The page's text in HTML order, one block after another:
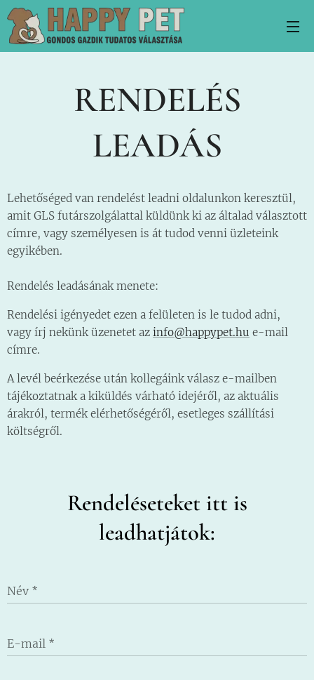
RENDELÉS
LEADÁS
Lehetőséged van rendelést leadni oldalunkon keresztül,
amit GLS futárszolgálattal küldünk ki az általad választott
címre, vagy személyesen is át tudod venni üzleteink
egyikében.
Rendelés leadásának menete:
Rendelési igényedet ezen a felületen is le tudod adni,
vagy írj nekünk üzenetet az info@happypet.hu e-mail
címre.
A levél beérkezése után kollegáink válasz e-mailben
tájékoztatnak a kiküldés várható idejéről, az aktuális
árakról, termék elérhetőségéről, esetleges szállítási
költségről.
Rendeléseteket itt is
leadhatjátok:
Név
E-mail